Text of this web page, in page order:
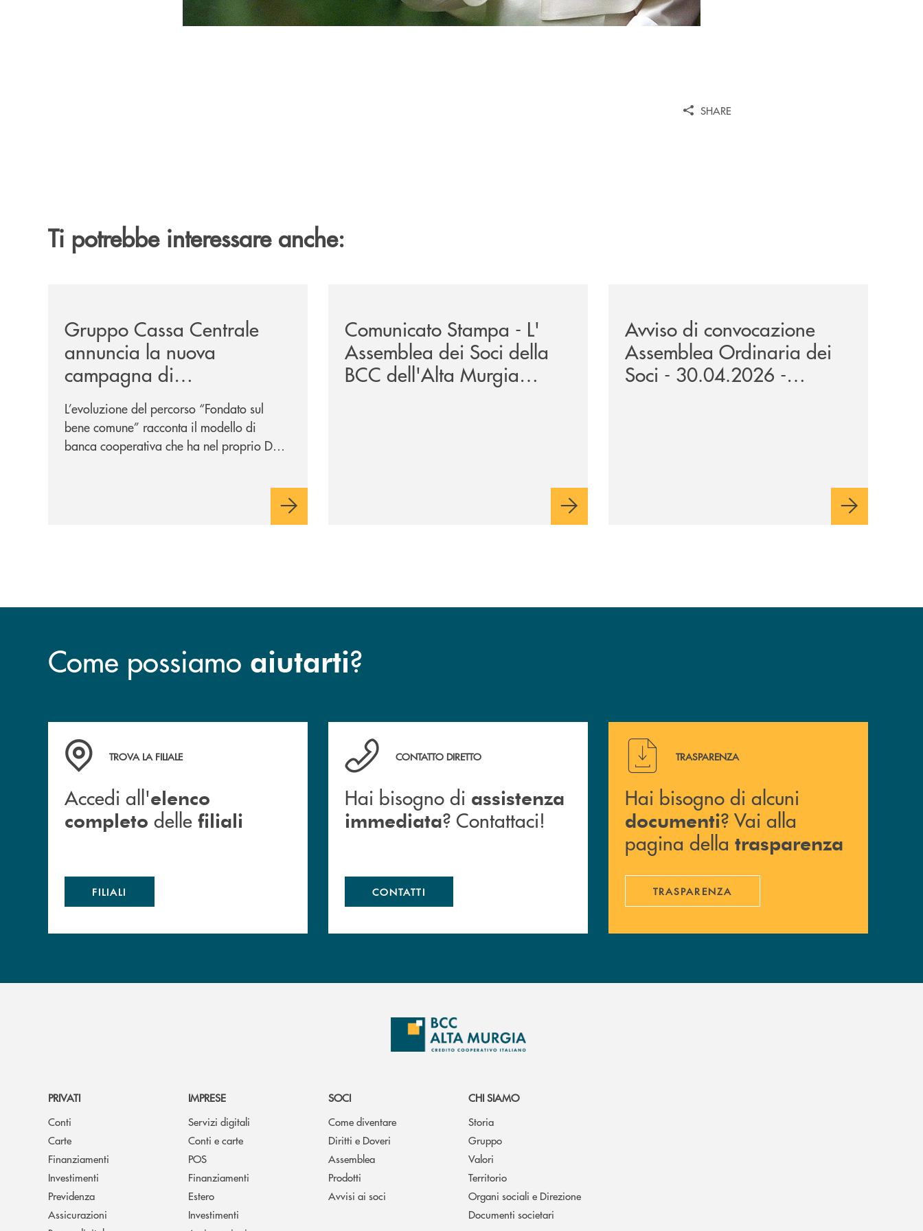
SHARE
Ti potrebbe interessare anche:
Gruppo Cassa Centrale
annuncia la nuova
campagna di
comunicazione
nazionale: “Oggi si dice
ESG. Per noi è fare la cosa
L’evoluzione del percorso “Fondato sul
bene comune” racconta il modello di
banca cooperativa che ha nel proprio DNA
Comunicato Stampa - L'
Assemblea dei Soci della
BCC dell'Alta Murgia
approva il Bilancio 2025
Avviso di convocazione
Assemblea Ordinaria dei
Soci - 30.04.2026 -
Come possiamo aiutarti?
Accedi all' elenco completo delle filiali
TROVA LA FILIALE
Accedi all'elenco
completo delle filiali
FILIALI
Hai bisogno di assistenza immediata ? Contattaci!
CONTATTO DIRETTO
Hai bisogno di assistenza
immediata? Contattaci!
CONTATTI
Hai bisogno di alcuni documenti ? Vai alla pagina della
TRASPARENZA
Hai bisogno di alcuni
documenti? Vai alla
pagina della trasparenza
TRASPARENZA
PRIVATI
Conti
Carte
Finanziamenti
Investimenti
Previdenza
Assicurazioni
IMPRESE
Servizi digitali
Conti e carte
POS
Finanziamenti
Estero
Investimenti
SOCI
Come diventare
Diritti e Doveri
Assemblea
Prodotti
Avvisi ai soci
CHI SIAMO
Storia
Gruppo
Valori
Territorio
Organi sociali e Direzione
Documenti societari